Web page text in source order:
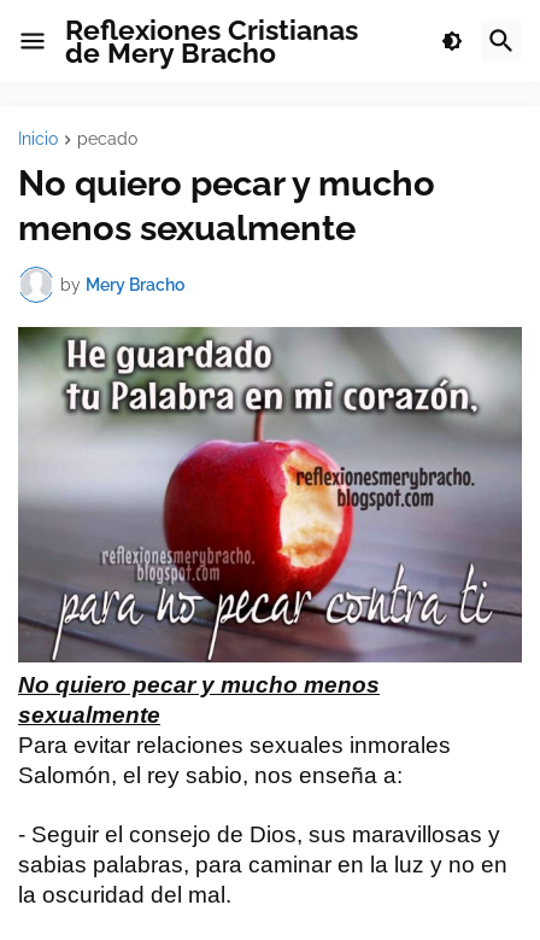
Reflexiones Cristianas
de Mery Bracho
Inicio pecado
No quiero pecar y mucho
menos sexualmente
by Mery Bracho
No quiero pecar y mucho menos
sexualmente
Para evitar relaciones sexuales inmorales
Salomón, el rey sabio, nos enseña a:
- Seguir el consejo de Dios, sus maravillosas y
sabias palabras, para caminar en la luz y no en
la oscuridad del mal.